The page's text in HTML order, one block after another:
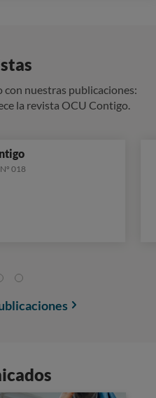
nuestras publicaciones:
la revista OCU Contigo.
018